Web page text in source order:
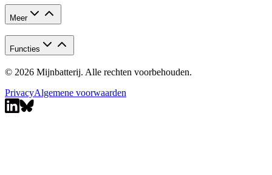
Meer
Functies
© 2026 Mijnbatterij. Alle rechten voorbehouden.
PrivacyAlgemene voorwaarden